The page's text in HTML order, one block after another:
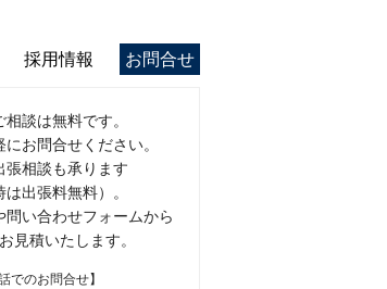
採用情報 お問合せ
相談は無料です。
にお問合せください。
張相談も承ります
は出張料無料）。
問い合わせフォームから
見積いたします。
でのお問合せ】